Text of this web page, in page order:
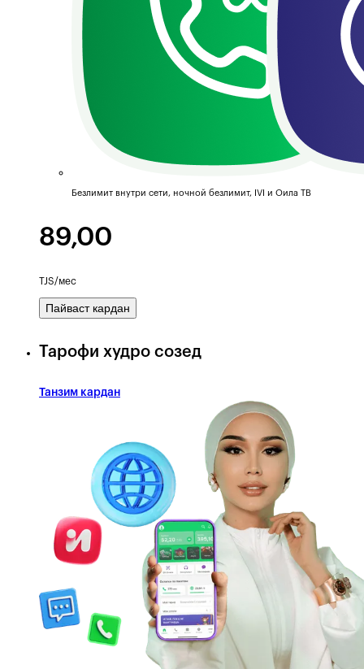
Безлимит внутри сети, ночной безлимит, IVI и Оила ТВ
89,00
TJS/мес
Пайваст кардан
Тарофи худро созед
Танзим кардан